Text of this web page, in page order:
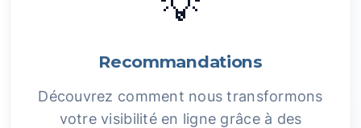
Recommandations
Découvrez comment nous transformons
votre visibilité en ligne grâce à des